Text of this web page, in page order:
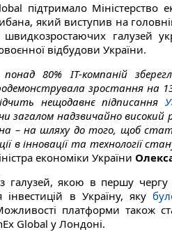
підтримало Міністерство
який виступив на
галузей
відбудови України.
80% IT-компаній
зростання на
нещодавнє підписання
надзвичайно високий
– на шляху до того, щоб
в інновації та технології
економіки України
галузей, якою в першу чергу
інвестицій в Україну, яку
платформи також
Global у Лондоні.